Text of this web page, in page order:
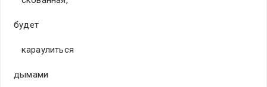
будет
караулиться
дымами